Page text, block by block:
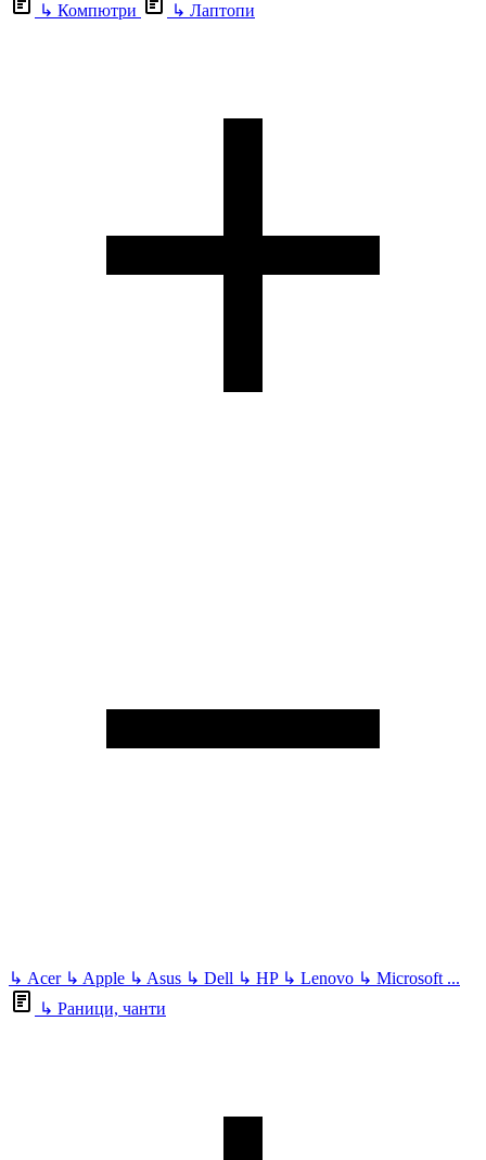
↳ Компютри ↳ Лаптопи
↳ Acer ↳ Apple ↳ Asus ↳ Dell ↳ HP ↳ Lenovo ↳ Microsoft ...
↳ Раници, чанти